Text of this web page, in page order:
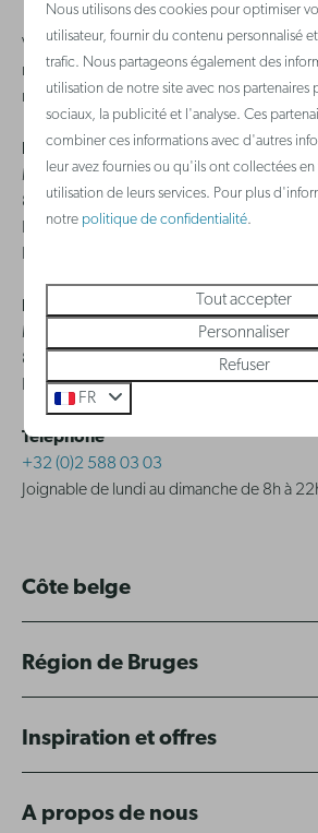
Vous avez une question ? Dans ce cas,
notreservice clientèleoù vous trouverez,
réponse rapide
Holiday Suites International BV
Monnikenwerve 17-19
8000 - Brugge
BE 0644.384.658
Monnikenwerve 17-19
8000 - Brugge
BE 0834.230.286
Téléphone
+32 (0)2 588 03 03
Joignable de lundi au dimanche de 8h à
Côte belge
Région de Bruges
Inspiration et offres
A propos de nous
Nous utilisons des cookies pour optimiser
utilisateur, fournir du contenu personnalisé
trafic. Nous partageons également des
utilisation de notre site avec nos partenaires
sociaux, la publicité et l'analyse. Ces
combiner ces informations avec d'autres
leur avez fournies ou qu'ils ont collectées
utilisation de leurs services. Pour plus
notre politique de confidentialité.
Tout accepter
Personnaliser
Refuser
FR